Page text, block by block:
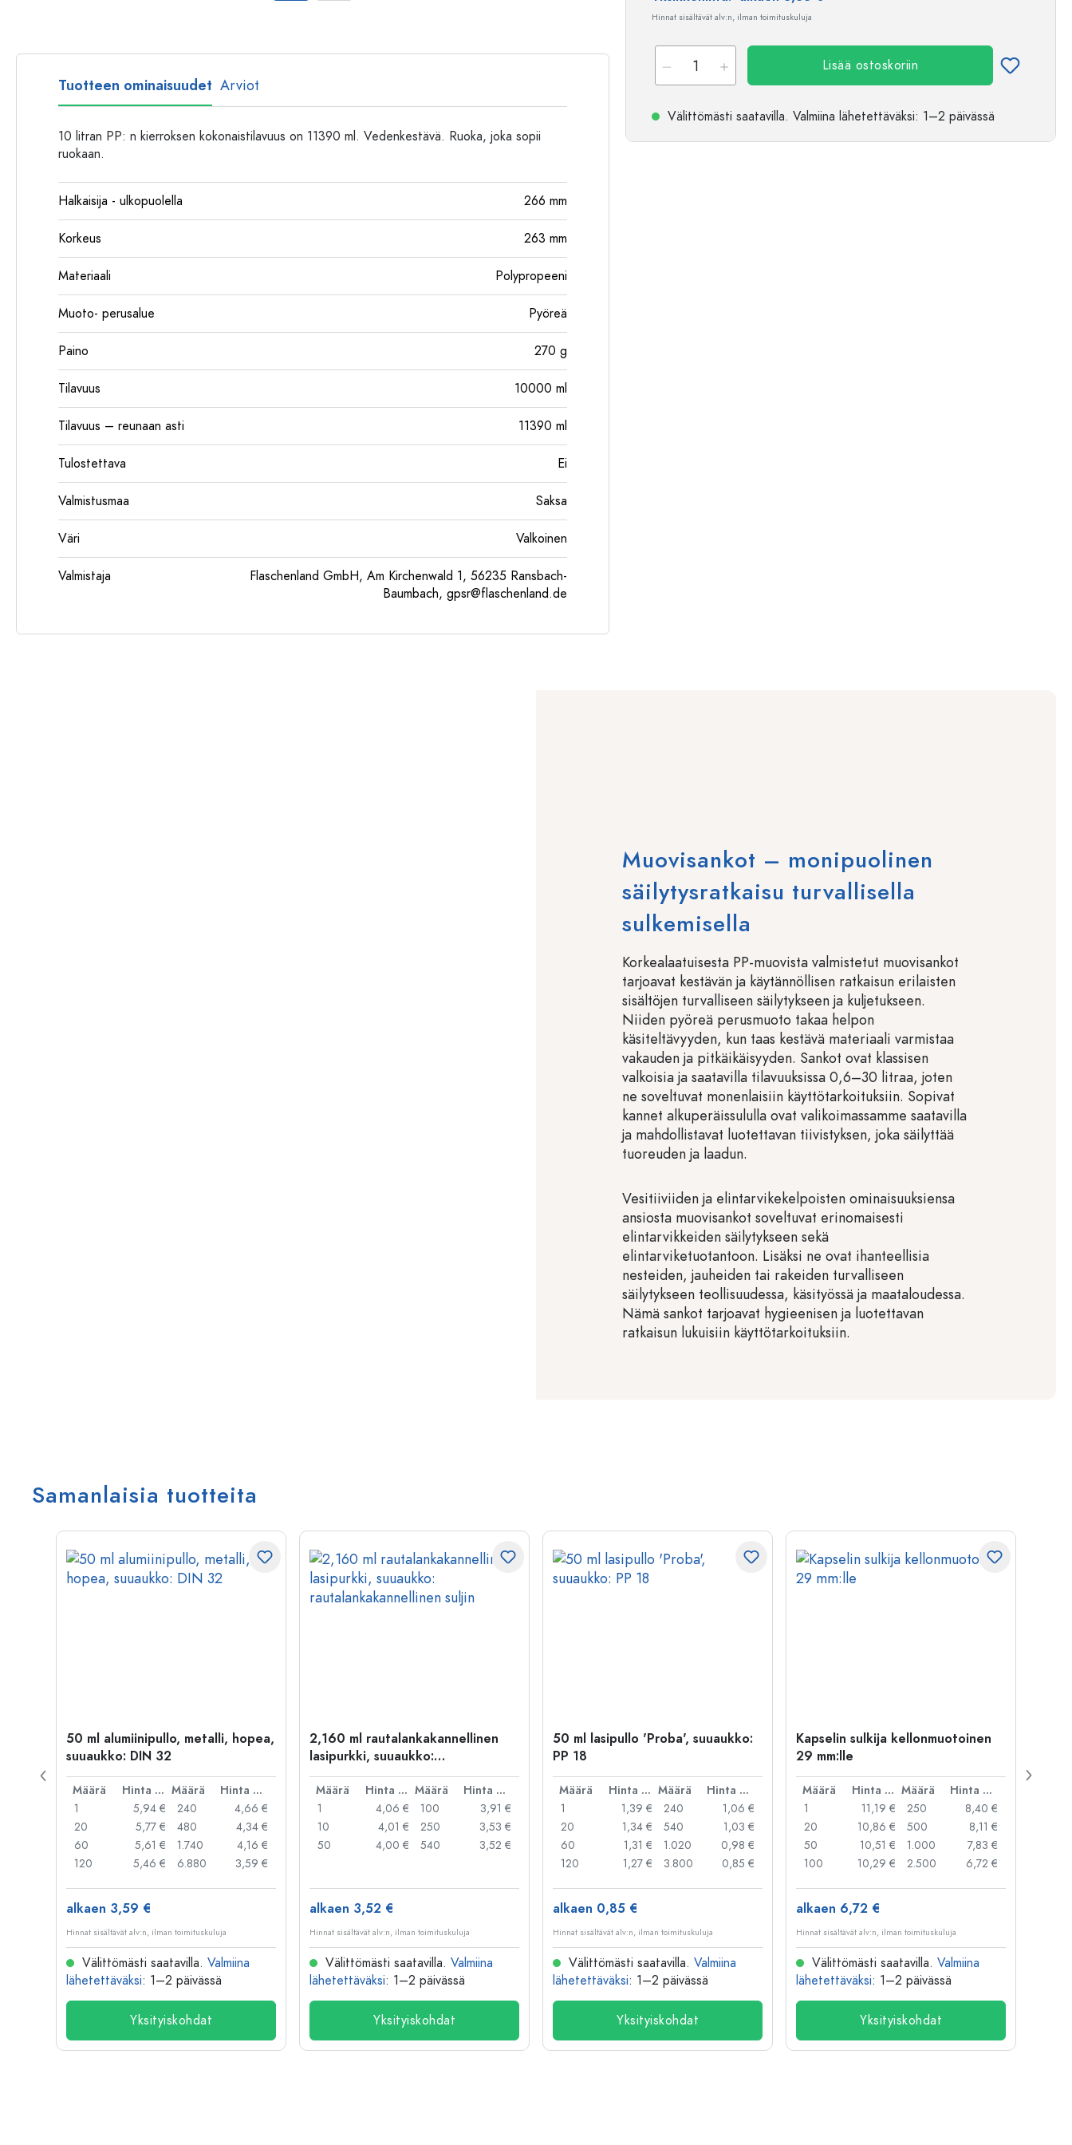
Hinnat sisältävät alv:n, ilman toimituskuluja
Lisää ostoskoriin
Välittömästi saatavilla. Valmiina lähetettäväksi: 1–2 päivässä
Tuotteen ominaisuudet Arviot
10 litran PP: n kierroksen kokonaistilavuus on 11390 ml. Vedenkestävä. Ruoka, joka sopii
ruokaan.
Halkaisija - ulkopuolella 266 mm
Korkeus 263 mm
Materiaali Polypropeeni
Muoto- perusalue Pyöreä
Paino 270 g
Tilavuus 10000 ml
Tilavuus – reunaan asti 11390 ml
Tulostettava Ei
Valmistusmaa Saksa
Väri Valkoinen
Valmistaja
Flaschenland GmbH, Am Kirchenwald 1, 56235 Ransbach-
Baumbach, gpsr@flaschenland.de
Muovisankot – monipuolinen
säilytysratkaisu turvallisella
sulkemisella
Korkealaatuisesta PP-muovista valmistetut muovisankot
tarjoavat kestävän ja käytännöllisen ratkaisun erilaisten
sisältöjen turvalliseen säilytykseen ja kuljetukseen.
Niiden pyöreä perusmuoto takaa helpon
käsiteltävyyden, kun taas kestävä materiaali varmistaa
vakauden ja pitkäikäisyyden. Sankot ovat klassisen
valkoisia ja saatavilla tilavuuksissa 0,6–30 litraa, joten
ne soveltuvat monenlaisiin käyttötarkoituksiin. Sopivat
kannet alkuperäissululla ovat valikoimassamme saatavilla
ja mahdollistavat luotettavan tiivistyksen, joka säilyttää
tuoreuden ja laadun.
Vesitiiviiden ja elintarvikekelpoisten ominaisuuksiensa
ansiosta muovisankot soveltuvat erinomaisesti
elintarvikkeiden säilytykseen sekä
elintarviketuotantoon. Lisäksi ne ovat ihanteellisia
nesteiden, jauheiden tai rakeiden turvalliseen
säilytykseen teollisuudessa, käsityössä ja maataloudessa.
Nämä sankot tarjoavat hygieenisen ja luotettavan
ratkaisun lukuisiin käyttötarkoituksiin.
Samanlaisia tuotteita
50 ml alumiinipullo, metalli, hopea,
suuaukko: DIN 32
Määrä Hinta per kpl Määrä
Hinta per kpl
1
5,94 €
20
5,77 €
60
5,61 €
120
5,46 €
240
4,66 €
480
4,34 €
1.740
4,16 €
6.880
3,59 €
alkaen 3,59 €
Hinnat sisältävät alv:n, ilman toimituskuluja
Välittömästi saatavilla. Valmiina
lähetettäväksi: 1–2 päivässä
Yksityiskohdat
2,160 ml rautalankakannellinen
lasipurkki, suuaukko:
rautalankakannellinen suljin
Määrä Hinta per kpl Määrä
Hinta per kpl
1
4,06 €
10
4,01 €
50
4,00 €
100
3,91 €
250
3,53 €
540
3,52 €
alkaen 3,52 €
Hinnat sisältävät alv:n, ilman toimituskuluja
Välittömästi saatavilla. Valmiina
lähetettäväksi: 1–2 päivässä
Yksityiskohdat
50 ml lasipullo 'Proba', suuaukko:
PP 18
Määrä Hinta per kpl Määrä
Hinta per kpl
1
1,39 €
20
1,34 €
60
1,31 €
120
1,27 €
240
1,06 €
540
1,03 €
1.020
0,98 €
3.800
0,85 €
alkaen 0,85 €
Hinnat sisältävät alv:n, ilman toimituskuluja
Välittömästi saatavilla. Valmiina
lähetettäväksi: 1–2 päivässä
Yksityiskohdat
Kapselin sulkija kellonmuotoinen
29 mm:lle
Määrä Hinta per kpl Määrä
Hinta per kpl
1
11,19 €
20
10,86 €
50
10,51 €
100
10,29 €
250
8,40 €
500
8,11 €
1.000
7,83 €
2.500
6,72 €
alkaen 6,72 €
Hinnat sisältävät alv:n, ilman toimituskuluja
Välittömästi saatavilla. Valmiina
lähetettäväksi: 1–2 päivässä
Yksityiskohdat